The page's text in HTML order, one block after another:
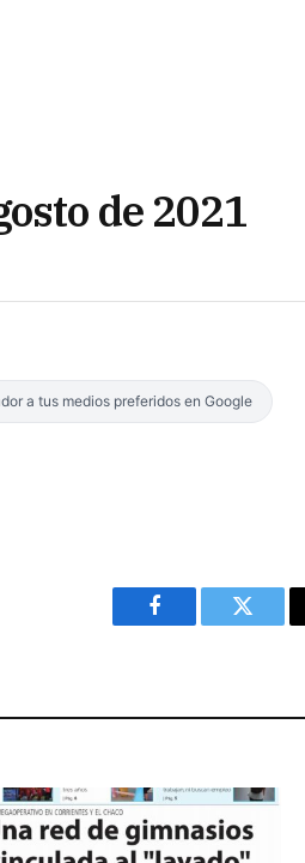
de 2021
a tus medios preferidos en Google
Facebook Twitter